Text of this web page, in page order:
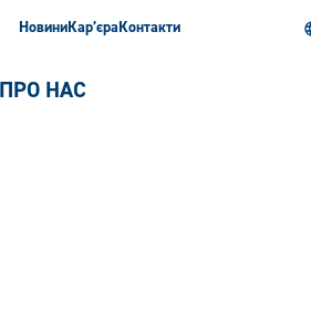
НовиниКар’єраКонтакти
ПРО НАС